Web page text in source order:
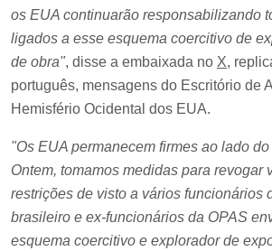
os EUA continuarão responsabilizando
ligados a esse esquema coercitivo de
de obra", disse a embaixada no X,
português, mensagens do Escritório de
Hemisfério Ocidental dos EUA.
"Os EUA permanecem firmes ao lado
Ontem, tomamos medidas para revogar
restrições de visto a vários funcionários
brasileiro e ex-funcionários da OPAS
esquema coercitivo e explorador de